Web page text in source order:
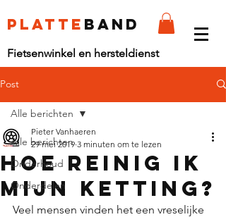
platte band
Fietsenwinkel en hersteldienst
Post
Alle berichten
Onderhoud
Onderdelen
Alle berichten
Hoe reinig ik
mijn ketting?
Pieter Vanhaeren
29 mei 2019 3 minuten om te lezen
Veel mensen vinden het een vreselijke